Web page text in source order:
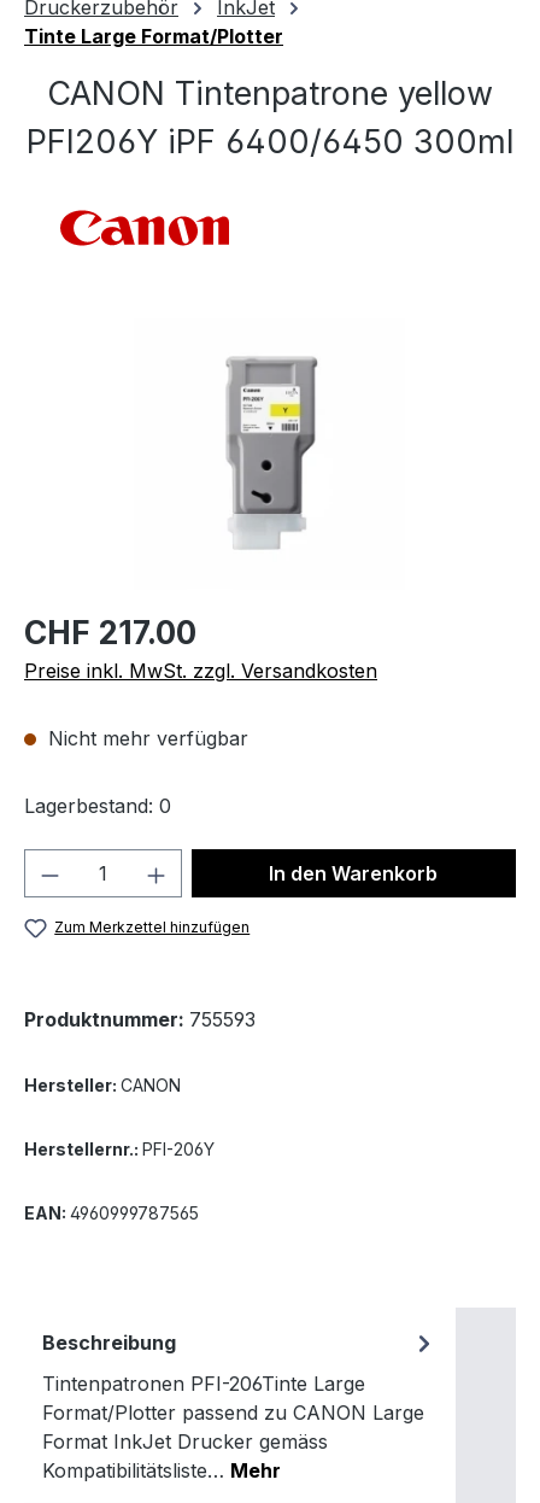
Druckerzubehör
InkJet
Tinte Large Format/Plotter
CANON Tintenpatrone yellow
PFI206Y iPF 6400/6450 300ml
CHF 217.00
Preise inkl. MwSt. zzgl. Versandkosten
Nicht mehr verfügbar
Lagerbestand: 0
Produkt Anzahl: Gib denIn den Warenkorb
Zum Merkzettel hinzufügen
Produktnummer: 755593
Hersteller: CANON
Herstellernr.: PFI-206Y
EAN: 4960999787565
Beschreibung
Tintenpatronen PFI-206Tinte Large
Format/Plotter passend zu CANON Large
Format InkJet Drucker gemäss
Kompatibilitätsliste… Mehr